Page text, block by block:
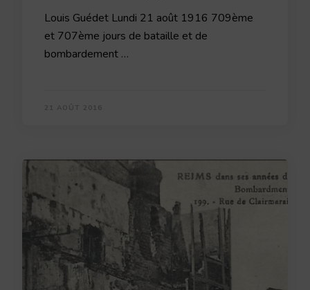
Louis Guédet Lundi 21 août 1916 709ème
et 707ème jours de bataille et de
bombardement …